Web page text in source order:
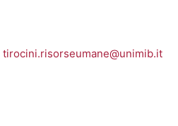
tirocini.risorseumane@unimib.it